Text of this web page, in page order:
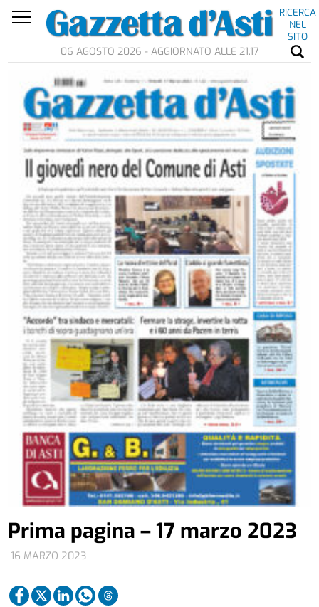
RICERCA
NEL
SITO
06 AGOSTO 2026 - AGGIORNATO ALLE 21.17
16 MARZO 2023
Prima pagina – 17 marzo 2023